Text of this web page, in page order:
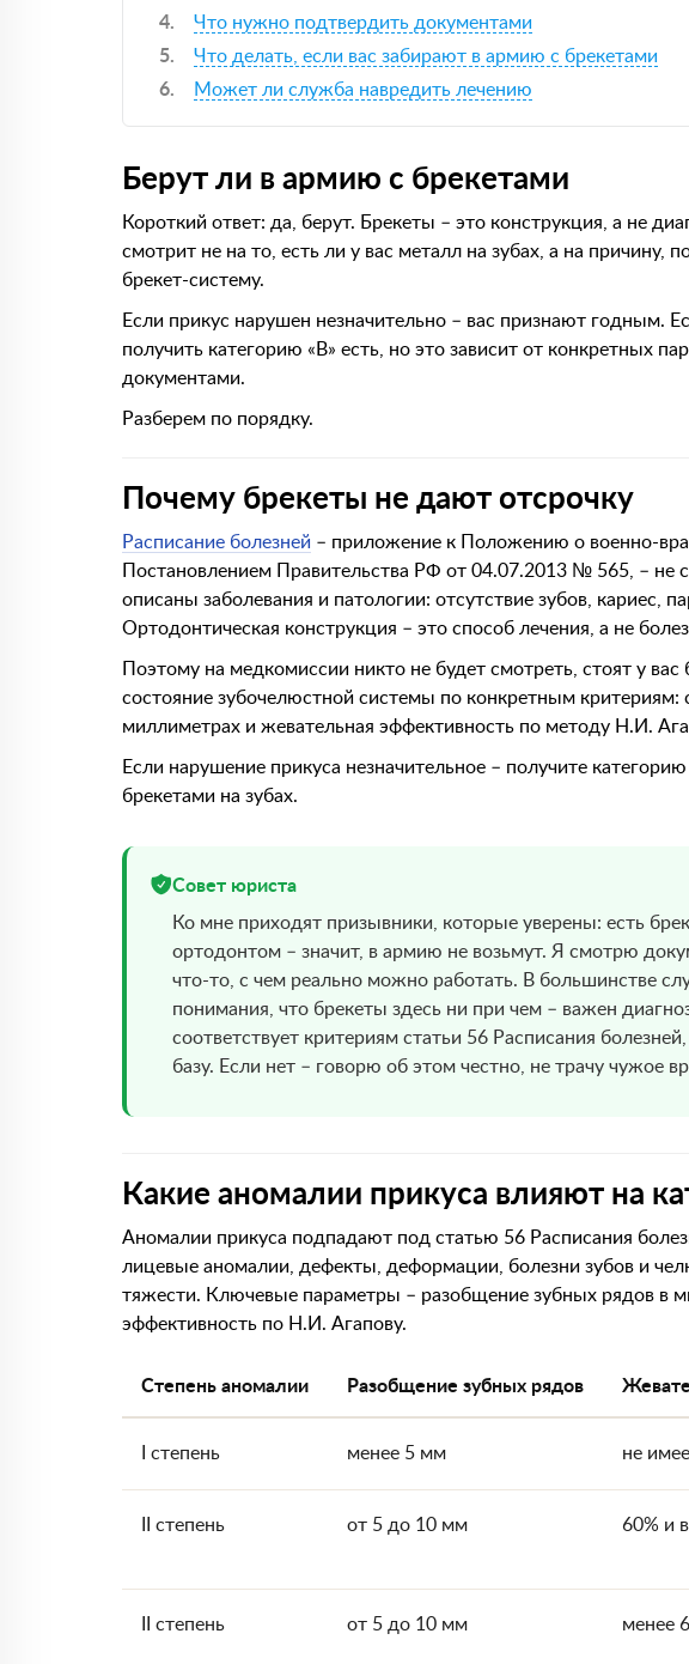
Что нужно подтвердить документами
Что делать, если вас забирают в армию с брекетами
Может ли служба навредить лечению
Берут ли в армию с брекетами
Короткий ответ: да, берут. Брекеты – это конструкция, а не
смотрит не на то, есть ли у вас металл на зубах, а на причину,
брекет-систему.
Если прикус нарушен незначительно – вас признают годным.
получить категорию «В» есть, но это зависит от конкретных
документами.
Разберем по порядку.
Почему брекеты не дают отсрочку
Расписание болезней – приложение к Положению о военно-
Постановлением Правительства РФ от 04.07.2013 № 565, – не
описаны заболевания и патологии: отсутствие зубов, кариес,
Ортодонтическая конструкция – это способ лечения, а не
Поэтому на медкомиссии никто не будет смотреть, стоят у
состояние зубочелюстной системы по конкретным критериям:
миллиметрах и жевательная эффективность по методу Н.И.
Если нарушение прикуса незначительное – получите
брекетами на зубах.
Совет юриста
Ко мне приходят призывники, которые уверены: есть
ортодонтом – значит, в армию не возьмут. Я смотрю
что-то, с чем реально можно работать. В большинстве
понимания, что брекеты здесь ни при чем – важен
соответствует критериям статьи 56 Расписания
базу. Если нет – говорю об этом честно, не трачу чужое
Какие аномалии прикуса влияют на
Аномалии прикуса подпадают под статью 56 Расписания
лицевые аномалии, дефекты, деформации, болезни зубов и
тяжести. Ключевые параметры – разобщение зубных рядов в
эффективность по Н.И. Агапову.
Степень аномалии Разобщение зубных рядов
I степень менее 5 мм не
II степень от 5 до 10 мм 60% и
II степень от 5 до 10 мм менее